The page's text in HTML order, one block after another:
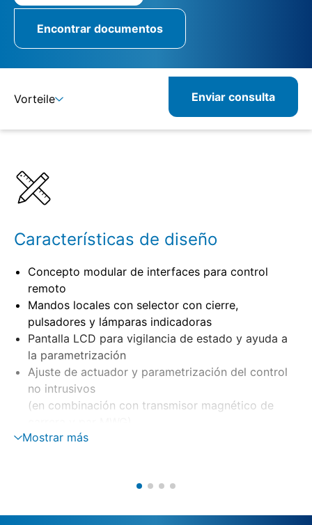
Encontrar documentos
Vorteile
Productos combinados
Enviar consulta
Características de diseño
Concepto modular de interfaces para control
remoto
Mandos locales con selector con cierre,
pulsadores y lámparas indicadoras
Pantalla LCD para vigilancia de estado y ayuda a
la parametrización
Ajuste de actuador y parametrización del control
no intrusivos
(en combinación con transmisor magnético de
Montaje separado en soporte mural
Vigilancia de fase con corrección automática de
Mostrar más